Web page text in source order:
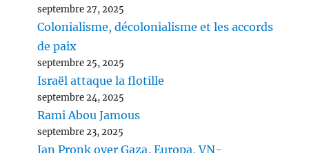
septembre 27, 2025
Colonialisme, décolonialisme et les accords
de paix
septembre 25, 2025
Israël attaque la flotille
septembre 24, 2025
Rami Abou Jamous
septembre 23, 2025
Jan Pronk over Gaza, Europa, VN-